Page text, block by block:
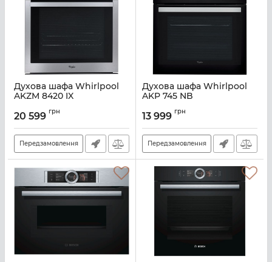
Духова шафа Whirlpool
AKZM 8420 IX
20 599 грн
Передзамовлення
Духова шафа Whirlpool
AKP 745 NB
13 999 грн
Передзамовлення